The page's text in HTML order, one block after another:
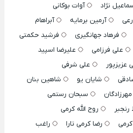
نژاد
آوات بوکانی
آرمین برمایه
آبراهام
فرهاد جهانگیری
فرشید حکمتی
علی فرزامی
علیرضا اسپید
عزیزپور
علی شرفی
شایان یو
شاهین بنان
سبحان رستمی
روح الله کرمی
رضا کرمی تارا
راغب